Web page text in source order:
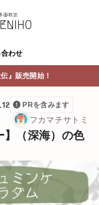
わせ
』販売開始！
PRを含みます
フカマチサトミ
】（深海）の色